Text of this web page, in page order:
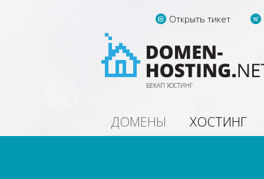
БЕКАП ХОСТИНГ
Открыть тикет
ДОМЕНЫ ХОСТИНГ